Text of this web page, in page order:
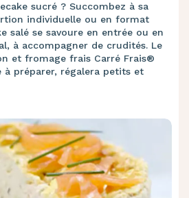
sucré ? Succombez à sa
individuelle ou en format
salé se savoure en entrée ou en
à accompagner de crudités. Le
et fromage frais Carré Frais®
à préparer, régalera petits et